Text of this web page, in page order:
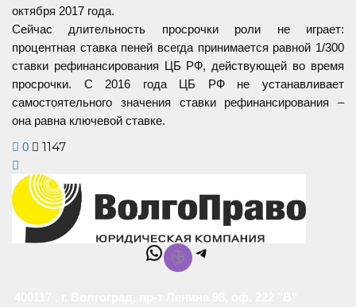
октября 2017 года.
Сейчас длительность просрочки роли не играет:
процентная ставка пеней всегда принимается равной 1/300
ставки рефинансирования ЦБ РФ, действующей во время
просрочки. С 2016 года ЦБ РФ не устанавливает
самостоятельного значения ставки рефинансирования –
она равна ключевой ставке.
0
1147
WhatsAppTelegram